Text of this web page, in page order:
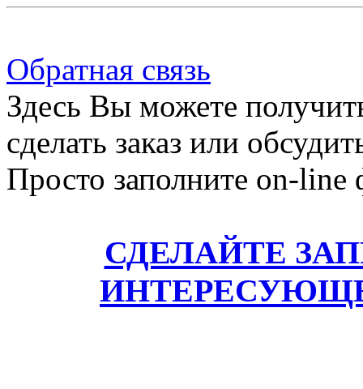
Обратная связь
Здесь Вы можете
сделать заказ или
Просто заполните on-
СДЕЛАЙТЕ